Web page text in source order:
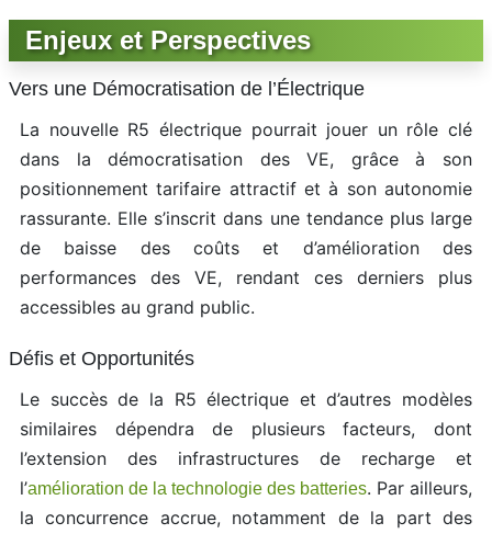
Enjeux et Perspectives
Vers une Démocratisation de l’Électrique
La nouvelle R5 électrique pourrait jouer un rôle clé
dans la démocratisation des VE, grâce à son
positionnement tarifaire attractif et à son autonomie
rassurante. Elle s’inscrit dans une tendance plus large
de baisse des coûts et d’amélioration des
performances des VE, rendant ces derniers plus
accessibles au grand public.
Défis et Opportunités
Le succès de la R5 électrique et d’autres modèles
similaires dépendra de plusieurs facteurs, dont
l’extension des infrastructures de recharge et
l’amélioration de la technologie des batteries. Par ailleurs,
la concurrence accrue, notamment de la part des